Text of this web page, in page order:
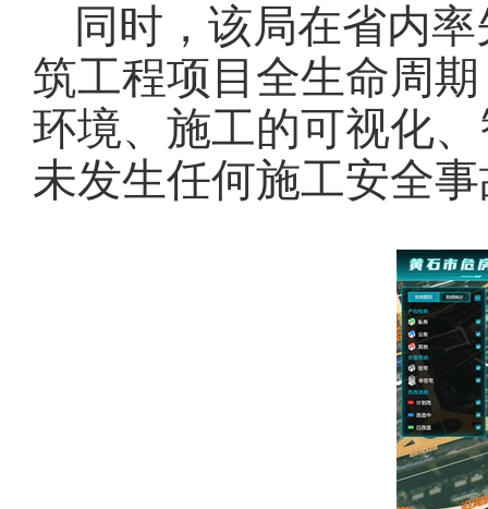
同时，该局在省内
筑工程项目全生命周
环境、施工的可视化
未发生任何施工安全